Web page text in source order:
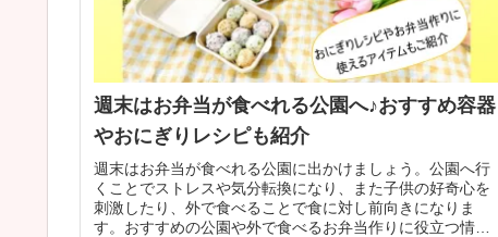
週末はお弁当が食べれる公園へ♪おすすめ容器
やおにぎりレシピも紹介
週末はお弁当が食べれる公園に出かけましょう。公園へ行
くことでストレスや気分転換になり、また子供の好奇心を
刺激したり、外で食べることで食に対し前向きになりま
す。おすすめの公園や外で食べるお弁当作りに役立つ情報